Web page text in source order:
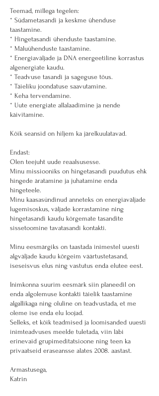
Teemad, millega tegelen:
* Südametasandi ja keskme ühenduse
taastamine.
* Hingetasandi ühenduste taastamine.
* Mäluühenduste taastamine.
* Energiaväljade ja DNA energeetiline korrastus
algenergiate kaudu.
* Teadvuse tasandi ja sageguse tõus.
* Täieliku joondatuse saavutamine.
* Keha tervendamine.
* Uute energiate allalaadimine ja nende
käivitamine.
Kõik seansid on hiljem ka järelkuulatavad.
Endast:
Olen teejuht uude reaalsusesse.
Minu missiooniks on hingetasandi puudutus ehk
hingede äratamine ja juhatamine enda
hingeteele.
Minu kaasasündinud anneteks on energiaväljade
lugemisoskus, väljade korrastamine ning
hingetasandi kaudu kõrgemate tasandite
sissetoomine tavatasandi kontakti.
Minu eesmärgiks on taastada inimestel uuesti
algväljade kaudu kõrgeim väärtustetasand,
iseseisvus elus ning vastutus enda elutee eest.
Inimkonna suurim eesmärk siin planeedil on
enda algolemuse kontakti täielik taastamine
algallikaga ning oluline on teadvustada, et me
oleme ise enda elu loojad.
Selleks, et kõik teadmised ja loomisanded uuesti
inimteadvuses meelde tuletada, viin läbi
erinevaid grupimeditatsioone ning teen ka
privaatseid eraseansse alates 2008. aastast.
Armastusega,